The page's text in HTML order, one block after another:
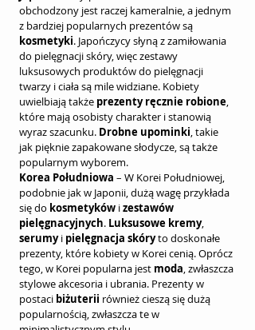
obchodzony jest raczej kameralnie, a jednym
z bardziej popularnych prezentów są
kosmetyki. Japończycy słyną z zamiłowania
do pielęgnacji skóry, więc zestawy
luksusowych produktów do pielęgnacji
twarzy i ciała są mile widziane. Kobiety
uwielbiają także prezenty ręcznie robione,
które mają osobisty charakter i stanowią
wyraz szacunku. Drobne upominki, takie
jak pięknie zapakowane słodycze, są także
popularnym wyborem.
Korea Południowa – W Korei Południowej,
podobnie jak w Japonii, dużą wagę przykłada
się do kosmetyków i zestawów
pielęgnacyjnych. Luksusowe kremy,
serumy i pielęgnacja skóry to doskonałe
prezenty, które kobiety w Korei cenią. Oprócz
tego, w Korei popularna jest moda, zwłaszcza
stylowe akcesoria i ubrania. Prezenty w
postaci biżuterii również cieszą się dużą
popularnością, zwłaszcza te w